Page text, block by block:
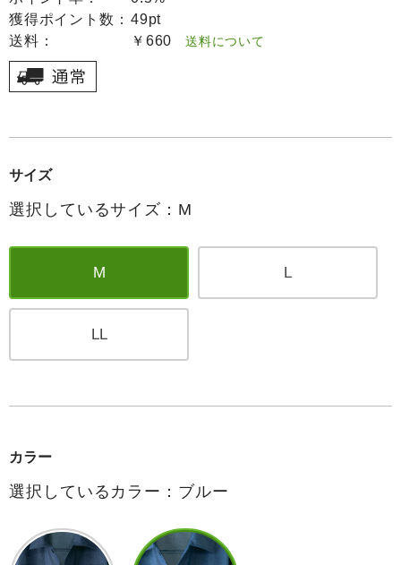
獲得ポイント数： 49pt
送料：
￥660 送料について
サイズ
選択しているサイズ：M
M L
LL
カラー
選択しているカラー：ブルー